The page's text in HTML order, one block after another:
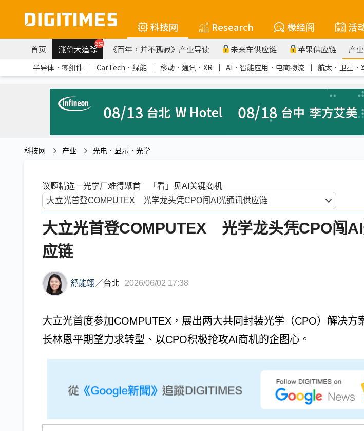
科技网 Research 椽经阁 活
首页 涨价大追踪259 《百年，并不孤寂》产业导读 未来车供应链 苹果供应链 产业
半导体．零组件 ｜ CarTech．绿能 ｜ 移动．通讯．XR ｜ AI．智能应用．电商物流 ｜ 航太．卫星．
科技网 产业 光电．显示．光学
议题精选－光学厂难得聚首 「看」见AI关键商机
大立光首登COMPUTEX 光学龙头凭CPO闯
应链
舒能翊 ／台北 2026/06/02 17:38
大立光首度参加COMPUTEX，展出两大共同封装光学（CPO）解决方
长林恩平期望力求转型、以CPO积极抢攻AI商机的企图心。